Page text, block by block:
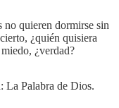
no quieren dormirse sin
¿quién quisiera
¿verdad?
La Palabra de Dios.